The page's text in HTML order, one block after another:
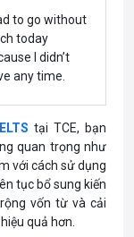
to go without
today
I didn’t
any time.
tại TCE, bạn
quan trọng như
với cách sử dụng
tục bổ sung kiến
vốn từ và cải
quả hơn.